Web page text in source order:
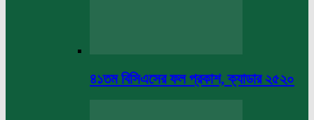
৪১তম বিসিএসের ফল প্রকাশ, ক্যাডার ২৫২০